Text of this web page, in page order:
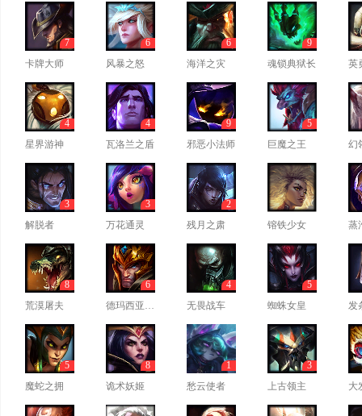
卡牌大师
7
风暴之怒
6
海洋之灾
6
魂锁典狱长
9
英
星界游神
4
瓦洛兰之盾
4
邪恶小法师
9
巨魔之王
5
幻
解脱者
3
万花通灵
3
残月之肃
2
镕铁少女
蒸
荒漠屠夫
8
德玛西亚皇子
6
无畏战车
4
蜘蛛女皇
5
发
魔蛇之拥
5
诡术妖姬
8
愁云使者
1
上古领主
3
大